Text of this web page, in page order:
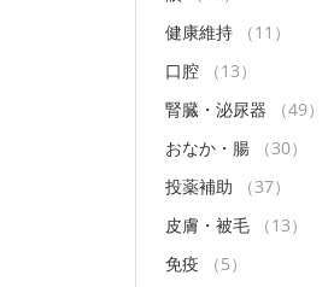
健康維持
（11）
口腔
（13）
腎臓・泌尿器
（49）
おなか・腸
（30）
投薬補助
（37）
皮膚・被毛
（13）
免疫
（5）